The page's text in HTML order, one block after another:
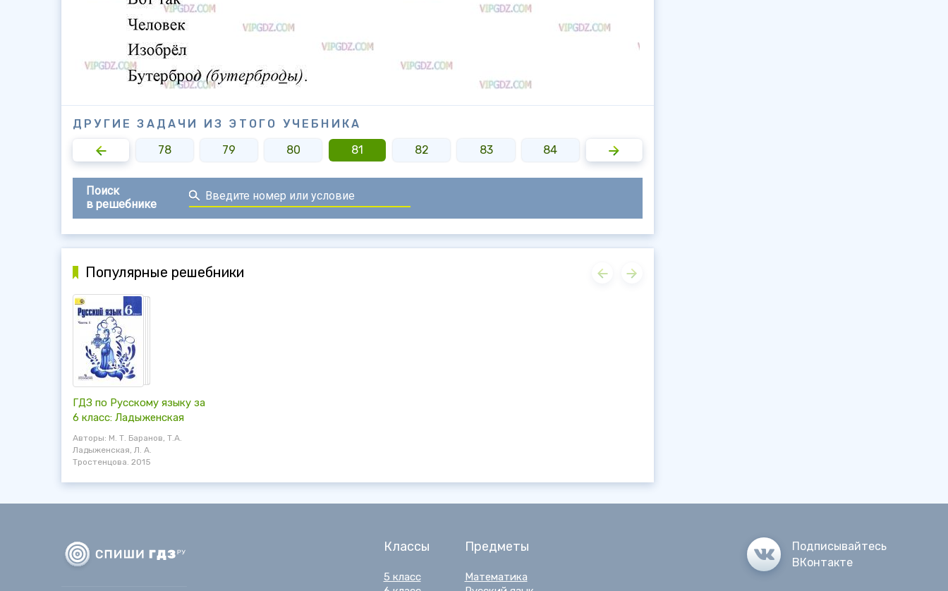
ДРУГИЕ ЗАДАЧИ ИЗ ЭТОГО УЧЕБНИКА
77 78 79 80 81 82 83 84 85
Поиск
в решебнике
Популярные решебники
ГДЗ по Русскому языку за
6 класс: Ладыженская
Авторы: М. Т. Баранов, Т.А.
Ладыженская, Л. А.
Тростенцова. 2015
Классы
5 класс
Предметы
Математика
Подписывайтесь
ВКонтакте